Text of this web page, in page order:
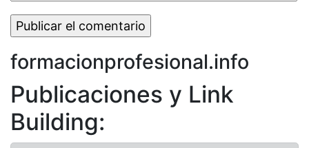
formacionprofesional.info
Publicaciones y Link
Building: